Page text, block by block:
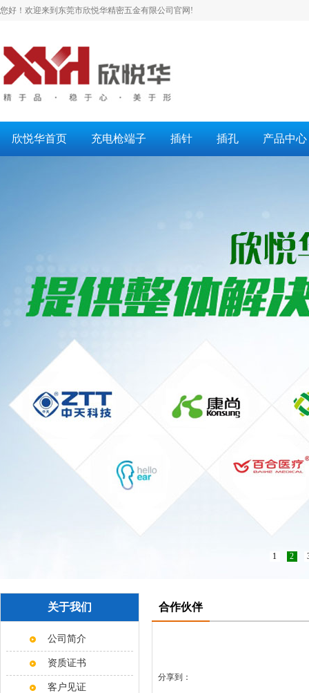
您好！欢迎来到东莞市欣悦华精密五金有限公司官网!
欣悦华首页 充电枪端子 插针 插孔 产品中心
1 2
关于我们
公司简介
资质证书
客户见证
合作伙伴
分享到：